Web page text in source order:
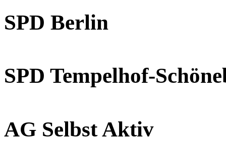
SPD Berlin
SPD Tempelhof-
AG Selbst Aktiv